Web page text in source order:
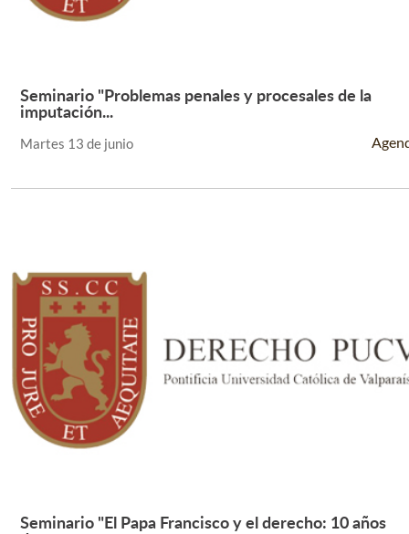
Leer Más +
Seminario "Problemas penales y procesales de la
imputación...
Martes 13 de junio
Seminario "El Papa Francisco y el derecho: 10 años